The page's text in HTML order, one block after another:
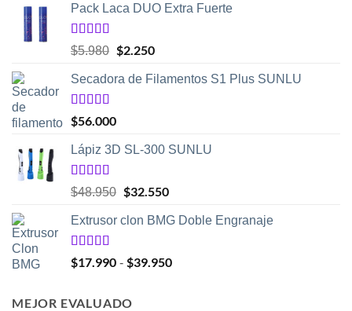
Pack Laca DUO Extra Fuerte
Valorado
con
de
5
$5.980 El
original
$5.980.
$2.250El
actual
Secadora de Filamentos S1 Plus SUNLU
Valorado
con
5
$56.000
Lápiz 3D SL-300 SUNLU
Valorado
con
de 5
$48.950 El
original
$48.950.
$32.550El
actual
$32.550.
Extrusor clon BMG Doble Engranaje
Valorado
con
$17.990 - $39.950Rango
MEJOR EVALUADO